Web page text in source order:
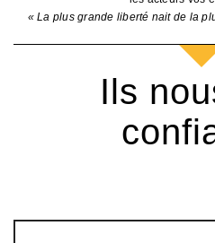
« La plus grande liberté nait de la
Ils